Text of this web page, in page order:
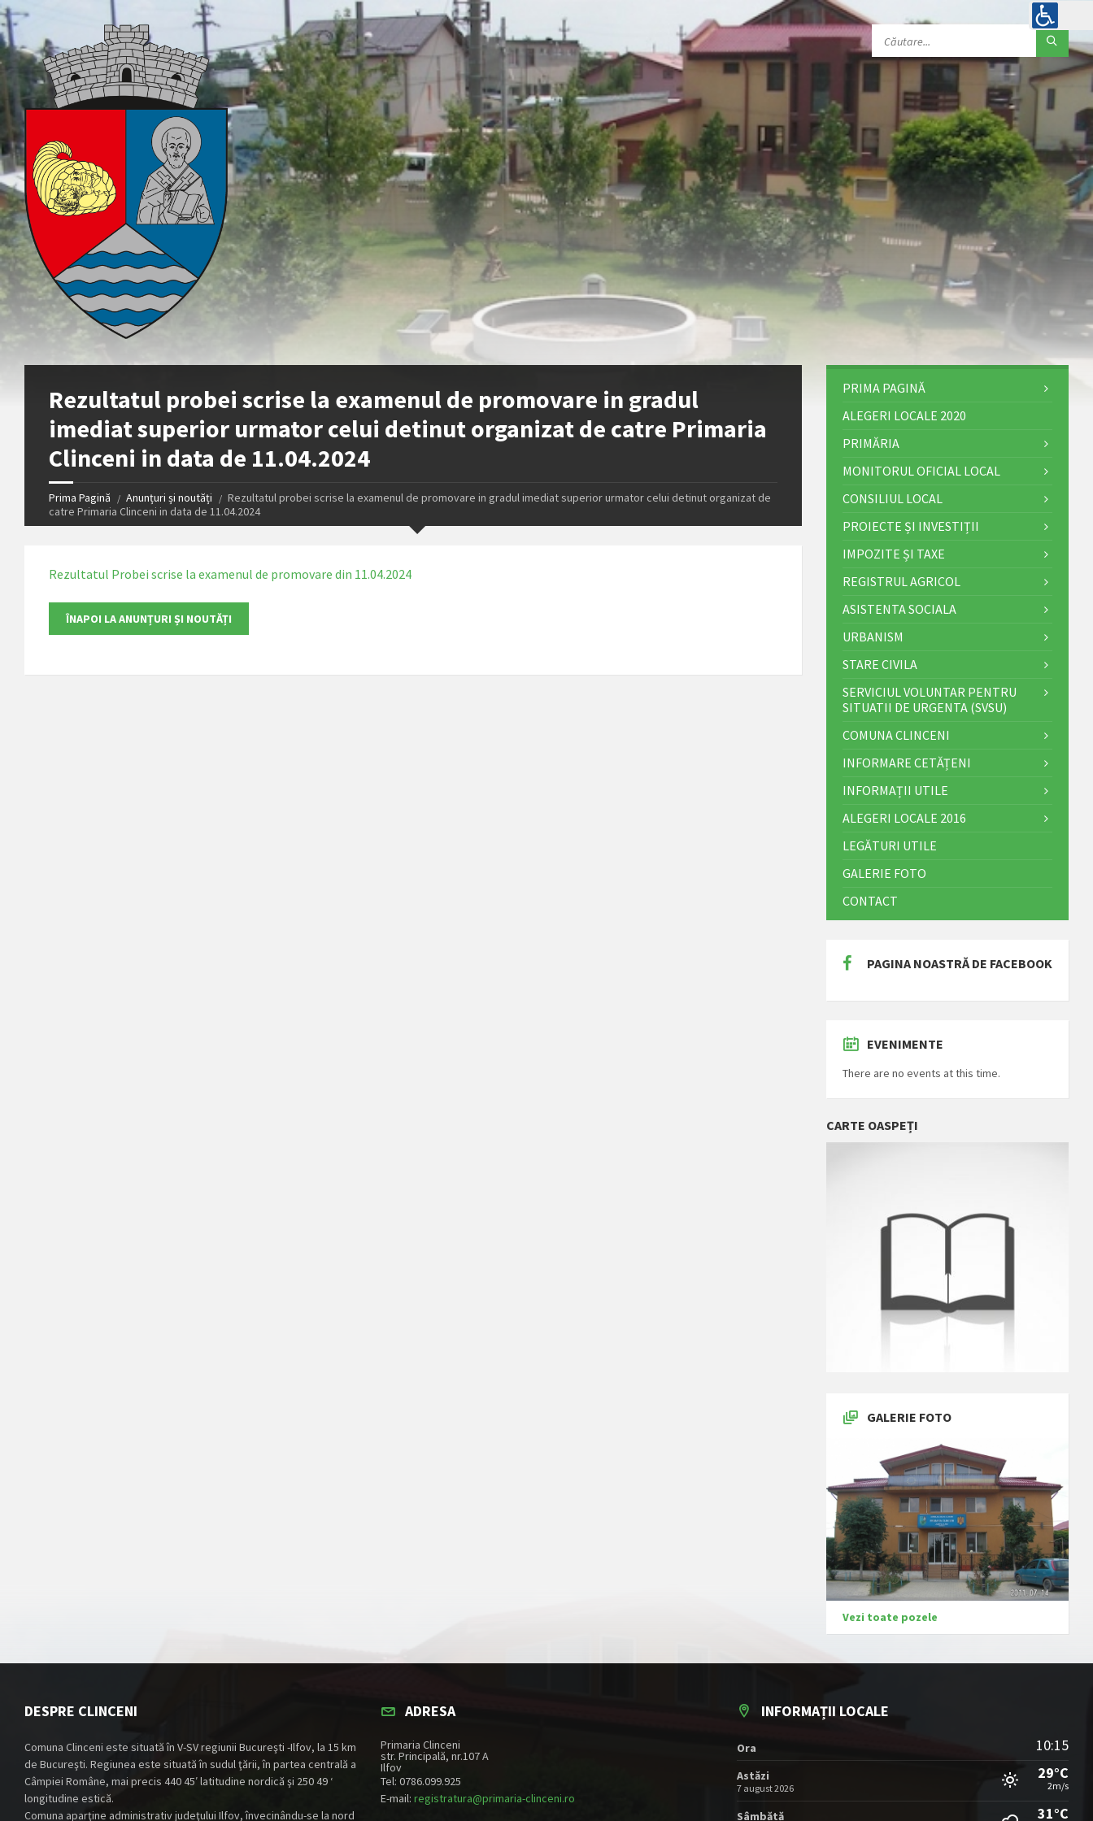
Rezultatul probei scrise la examenul de promovare in gradul
imediat superior urmator celui detinut organizat de catre Primaria
Clinceni in data de 11.04.2024
Prima Pagină Anunțuri și noutăți
Rezultatul probei scrise la examenul de promovare in gradul imediat superior urmator celui detinut organizat de
catre Primaria Clinceni in data de 11.04.2024
Rezultatul Probei scrise la examenul de promovare din 11.04.2024
PRIMA PAGINĂ
ALEGERI LOCALE 2020
PRIMĂRIA
MONITORUL OFICIAL LOCAL
CONSILIUL LOCAL
PROIECTE ȘI INVESTIȚII
IMPOZITE ȘI TAXE
REGISTRUL AGRICOL
ASISTENTA SOCIALA
URBANISM
STARE CIVILA
SERVICIUL VOLUNTAR PENTRU
SITUATII DE URGENTA (SVSU)
COMUNA CLINCENI
INFORMARE CETĂȚENI
INFORMAȚII UTILE
ALEGERI LOCALE 2016
LEGĂTURI UTILE
GALERIE FOTO
CONTACT
PAGINA NOASTRĂ DE FACEBOOK
EVENIMENTE
There are no events at this time.
CARTE OASPEȚI
GALERIE FOTO
Vezi toate pozele
DESPRE CLINCENI
Comuna Clinceni este situată în V-SV regiunii Bucureşti -Ilfov, la 15 km
de Bucureşti. Regiunea este situată în sudul ţării, în partea centrală a
Câmpiei Române, mai precis 440 45′ latitudine nordică şi 250 49 ‘
longitudine estică.
Comuna aparţine administrativ judeţului Ilfov, învecinându-se la nord
ADRESA
Primaria Clinceni
str. Principală, nr.107 A
Ilfov
Tel: 0786.099.925
E-mail: registratura@primaria-clinceni.ro
INFORMAȚII LOCALE
Ora 10:15
Astăzi
7 august 2026
29°C
2m/s
Sâmbătă 31°C